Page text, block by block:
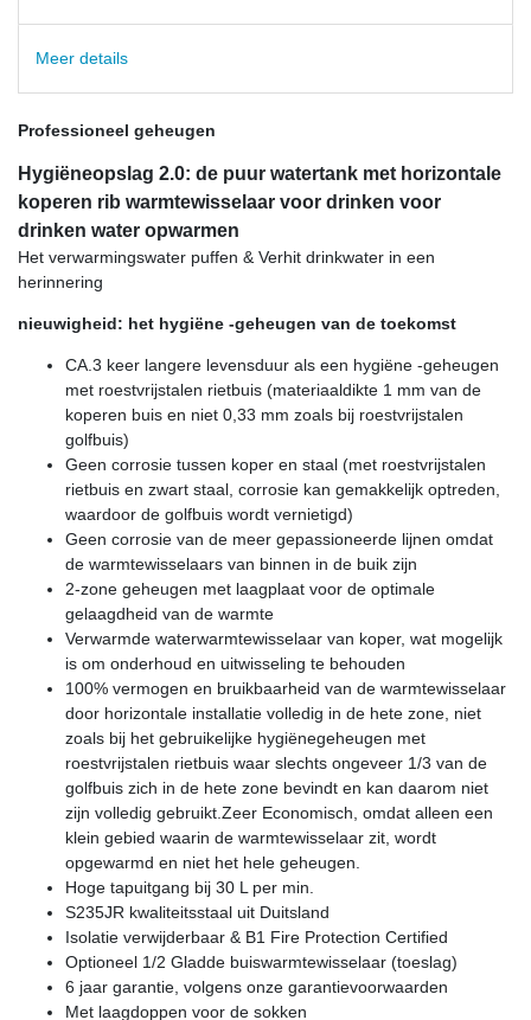
Meer details
Professioneel geheugen
Hygiëneopslag 2.0: de puur watertank met horizontale
koperen rib warmtewisselaar voor drinken voor
drinken water opwarmen
Het verwarmingswater puffen & Verhit drinkwater in een
herinnering
nieuwigheid: het hygiëne -geheugen van de toekomst
CA.3 keer langere levensduur als een hygiëne -geheugen
met roestvrijstalen rietbuis (materiaaldikte 1 mm van de
koperen buis en niet 0,33 mm zoals bij roestvrijstalen
golfbuis)
Geen corrosie tussen koper en staal (met roestvrijstalen
rietbuis en zwart staal, corrosie kan gemakkelijk optreden,
waardoor de golfbuis wordt vernietigd)
Geen corrosie van de meer gepassioneerde lijnen omdat
de warmtewisselaars van binnen in de buik zijn
2-zone geheugen met laagplaat voor de optimale
gelaagdheid van de warmte
Verwarmde waterwarmtewisselaar van koper, wat mogelijk
is om onderhoud en uitwisseling te behouden
100% vermogen en bruikbaarheid van de warmtewisselaar
door horizontale installatie volledig in de hete zone, niet
zoals bij het gebruikelijke hygiënegeheugen met
roestvrijstalen rietbuis waar slechts ongeveer 1/3 van de
golfbuis zich in de hete zone bevindt en kan daarom niet
zijn volledig gebruikt.Zeer Economisch, omdat alleen een
klein gebied waarin de warmtewisselaar zit, wordt
opgewarmd en niet het hele geheugen.
Hoge tapuitgang bij 30 L per min.
S235JR kwaliteitsstaal uit Duitsland
Isolatie verwijderbaar & B1 Fire Protection Certified
Optioneel 1/2 Gladde buiswarmtewisselaar (toeslag)
6 jaar garantie, volgens onze garantievoorwaarden
Met laagdoppen voor de sokken